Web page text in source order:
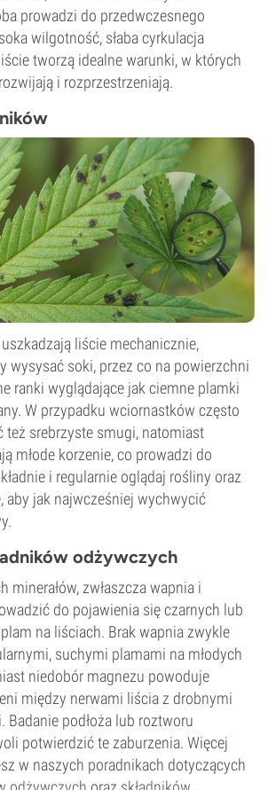
prowadzi do przedwczesnego
wilgotność, słaba cyrkulacja
tworzą idealne warunki, w których
i rozprzestrzeniają.
liście mechanicznie,
wysysać soki, przez co na powierzchni
ranki wyglądające jak ciemne plamki
W przypadku wciornastków często
też srebrzyste smugi, natomiast
młode korzenie, co prowadzi do
i regularnie oglądaj rośliny oraz
aby jak najwcześniej wychwycić
odżywczych
minerałów, zwłaszcza wapnia i
do pojawienia się czarnych lub
na liściach. Brak wapnia zwykle
suchymi plamami na młodych
niedobór magnezu powoduje
między nerwami liścia z drobnymi
Badanie podłoża lub roztworu
potwierdzić te zaburzenia. Więcej
w naszych poradnikach dotyczących